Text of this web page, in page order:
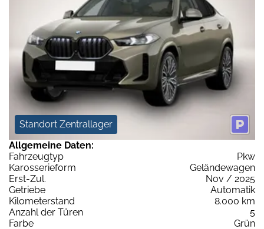
Standort Zentrallager
Allgemeine Daten:
Fahrzeugtyp
Pkw
Karosserieform
Geländewagen
Erst-Zul.
Nov / 2025
Getriebe
Automatik
Kilometerstand
8.000 km
Anzahl der Türen
5
Farbe
Grün